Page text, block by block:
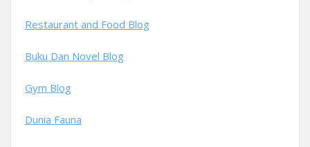
Restaurant and Food Blog
Buku Dan Novel Blog
Gym Blog
Dunia Fauna